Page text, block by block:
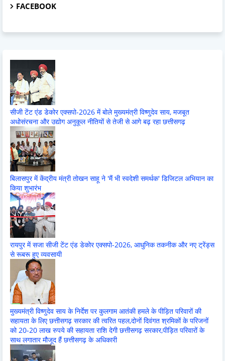
FACEBOOK
सीजी टेंट एंड डेकोर एक्सपो-2026 में बोले मुख्यमंत्री विष्णुदेव साय, मजबूत
अधोसंरचना और उद्योग अनुकूल नीतियों से तेजी से आगे बढ़ रहा छत्तीसगढ़
बिलासपुर में केंद्रीय मंत्री तोखन साहू ने 'मैं भी स्वदेशी समर्थक' डिजिटल अभियान का
किया शुभारंभ
रायपुर में सजा सीजी टेंट एंड डेकोर एक्सपो-2026, आधुनिक तकनीक और नए ट्रेंड्स
से रूबरू हुए व्यवसायी
मुख्यमंत्री विष्णुदेव साय के निर्देश पर कुलगाम आतंकी हमले के पीड़ित परिवारों की
सहायता के लिए छत्तीसगढ़ सरकार की त्वरित पहल,दोनों दिवंगत श्रमिकों के परिजनों
को 20-20 लाख रुपये की सहायता राशि देगी छत्तीसगढ़ सरकार,पीड़ित परिवारों के
साथ लगातार मौजूद हैं छत्तीसगढ़ के अधिकारी